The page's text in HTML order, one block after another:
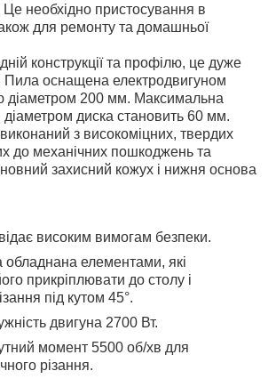
необхідно пристосування в
для ремонту та домашньої
конструкції та профілю, це дуже
Пила оснащена електродвигуном
діаметром 200 мм. Максимальна
діаметром диска становить 60 мм.
з високоміцних, твердих
до механічних пошкоджень та
захисний кожух і нижня основа
високим вимогам безпеки.
обладнана елементами, які
прикріплювати до столу і
під кутом 45°.
двигуна 2700 Вт.
момент 5500 об/хв для
різання.